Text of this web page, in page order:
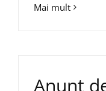
Mai mult
Anunț